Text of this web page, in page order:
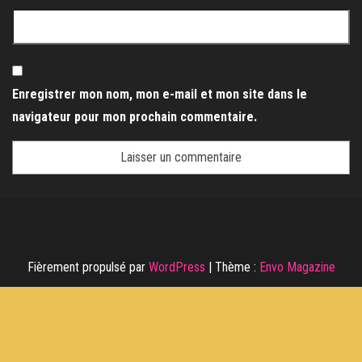
Enregistrer mon nom, mon e-mail et mon site dans le
navigateur pour mon prochain commentaire.
Fièrement propulsé par WordPress | Thème : Envo Magazine